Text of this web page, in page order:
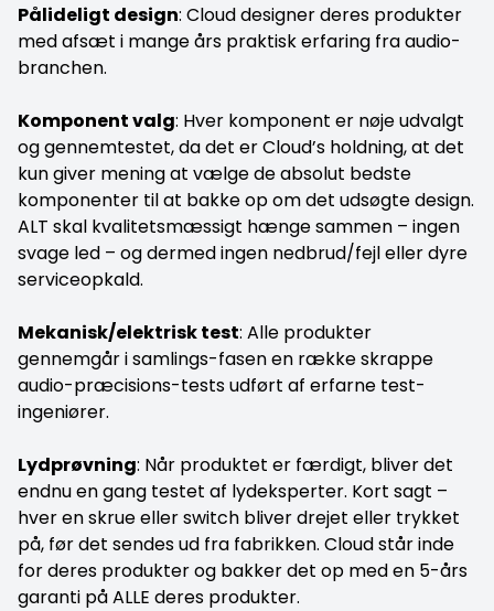
Pålideligt design: Cloud designer deres produkter
med afsæt i mange års praktisk erfaring fra audio-
branchen.
Komponent valg: Hver komponent er nøje udvalgt
og gennemtestet, da det er Cloud’s holdning, at det
kun giver mening at vælge de absolut bedste
komponenter til at bakke op om det udsøgte design.
ALT skal kvalitetsmæssigt hænge sammen – ingen
svage led – og dermed ingen nedbrud/fejl eller dyre
serviceopkald.
Mekanisk/elektrisk test: Alle produkter
gennemgår i samlings-fasen en række skrappe
audio-præcisions-tests udført af erfarne test-
ingeniører.
Lydprøvning: Når produktet er færdigt, bliver det
endnu en gang testet af lydeksperter. Kort sagt –
hver en skrue eller switch bliver drejet eller trykket
på, før det sendes ud fra fabrikken. Cloud står inde
for deres produkter og bakker det op med en 5-års
garanti på ALLE deres produkter.